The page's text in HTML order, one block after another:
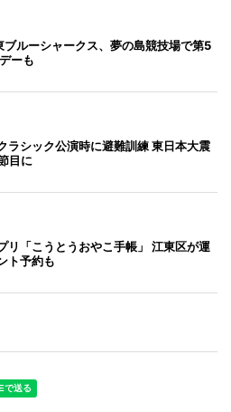
ルーシャークス、夢の島競技場で第5
ーも
ラシック公演時に避難訓練 東日本大震
目に
リ「こうとうおやこ手帳」 江東区が運
ト予約も